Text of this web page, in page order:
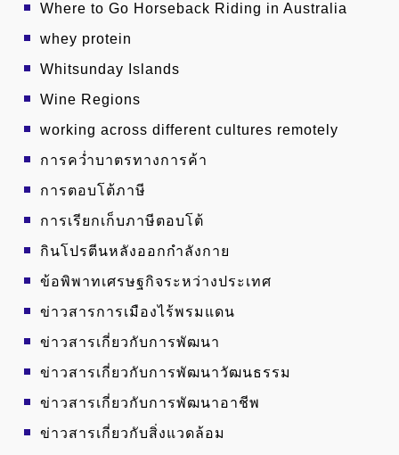
Where to Go Horseback Riding in Australia
whey protein
Whitsunday Islands
Wine Regions
working across different cultures remotely
การคว่ำบาตรทางการค้า
การตอบโต้ภาษี
การเรียกเก็บภาษีตอบโต้
กินโปรตีนหลังออกกำลังกาย
ข้อพิพาทเศรษฐกิจระหว่างประเทศ
ข่าวสารการเมืองไร้พรมแดน
ข่าวสารเกี่ยวกับการพัฒนา
ข่าวสารเกี่ยวกับการพัฒนาวัฒนธรรม
ข่าวสารเกี่ยวกับการพัฒนาอาชีพ
ข่าวสารเกี่ยวกับสิ่งแวดล้อม